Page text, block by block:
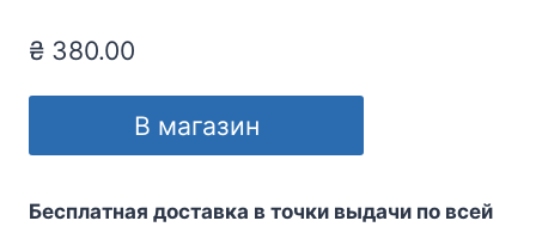
₴ 380.00
В магазин
Бесплатная доставка в точки выдачи по всей